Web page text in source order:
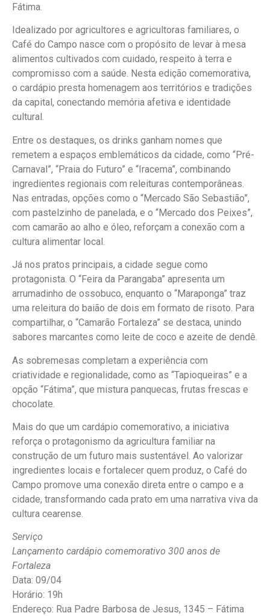
Fátima.
Idealizado por agricultores e agricultoras familiares, o
Café do Campo nasce com o propósito de levar à mesa
alimentos cultivados com cuidado, respeito à terra e
compromisso com a saúde. Nesta edição comemorativa,
o cardápio presta homenagem aos territórios e tradições
da capital, conectando memória afetiva e identidade
cultural.
Entre os destaques, os drinks ganham nomes que
remetem a espaços emblemáticos da cidade, como “Pré-
Carnaval”, “Praia do Futuro” e “Iracema”, combinando
ingredientes regionais com releituras contemporâneas.
Nas entradas, opções como o “Mercado São Sebastião”,
com pastelzinho de panelada, e o “Mercado dos Peixes”,
com camarão ao alho e óleo, reforçam a conexão com a
cultura alimentar local.
Já nos pratos principais, a cidade segue como
protagonista. O “Feira da Parangaba” apresenta um
arrumadinho de ossobuco, enquanto o “Maraponga” traz
uma releitura do baião de dois em formato de risoto. Para
compartilhar, o “Camarão Fortaleza” se destaca, unindo
sabores marcantes como leite de coco e azeite de dendê.
As sobremesas completam a experiência com
criatividade e regionalidade, como as “Tapioqueiras” e a
opção “Fátima”, que mistura panquecas, frutas frescas e
chocolate.
Mais do que um cardápio comemorativo, a iniciativa
reforça o protagonismo da agricultura familiar na
construção de um futuro mais sustentável. Ao valorizar
ingredientes locais e fortalecer quem produz, o Café do
Campo promove uma conexão direta entre o campo e a
cidade, transformando cada prato em uma narrativa viva da
cultura cearense.
Serviço
Lançamento cardápio comemorativo 300 anos de
Fortaleza
Data: 09/04
Horário: 19h
Endereço: Rua Padre Barbosa de Jesus, 1345 – Fátima